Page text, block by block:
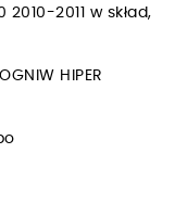
2011 w skład,
HIPER